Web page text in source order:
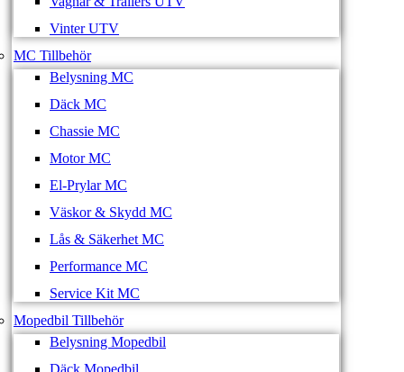
Vinter UTV
MC Tillbehör
Belysning MC
Däck MC
Chassie MC
Motor MC
El-Prylar MC
Väskor & Skydd MC
Lås & Säkerhet MC
Performance MC
Service Kit MC
Mopedbil Tillbehör
Belysning Mopedbil
Däck Mopedbil